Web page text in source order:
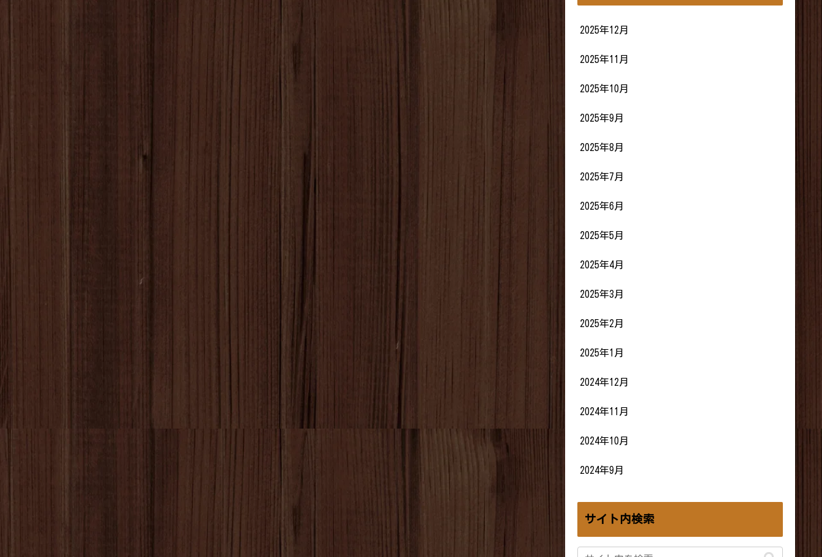
2025年12月
2025年11月
2025年10月
2025年9月
2025年8月
2025年7月
2025年6月
2025年5月
2025年4月
2025年3月
2025年2月
2025年1月
2024年12月
2024年11月
2024年10月
2024年9月
サイト内検索